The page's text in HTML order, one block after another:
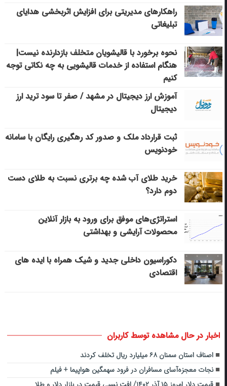
راهکارهای مدیریتی برای افزایش اثربخشی هدایای
تبلیغاتی
نحوه برخورد با قالیشویان متخلف بازدارنده نیست|
هنگام استفاده از خدمات قالیشویی به چه نکاتی توجه
کنیم
آموزش ارز دیجیتال در مشهد / صفر تا سود ترید ارز
دیجیتال
ثبت قرارداد ملک و صدور کد رهگیری رایگان با سامانه
خودنویس
خرید طلای آب شده چه برتری نسبت به طلای دست
دوم دارد؟
استراتژی‌های موفق برای ورود به بازار آنلاین
محصولات آرایشی و بهداشتی
دکوراسیون داخلی جدید و شیک همراه با ایده های
اقتصادی
اخبار در حال مشاهده توسط کاربران
اصناف استان سمنان ۶۸ میلیارد ریال تخلف کردند
نجات معجزه‌آسای مسافران در فرود سهمگین هواپیما + فیلم